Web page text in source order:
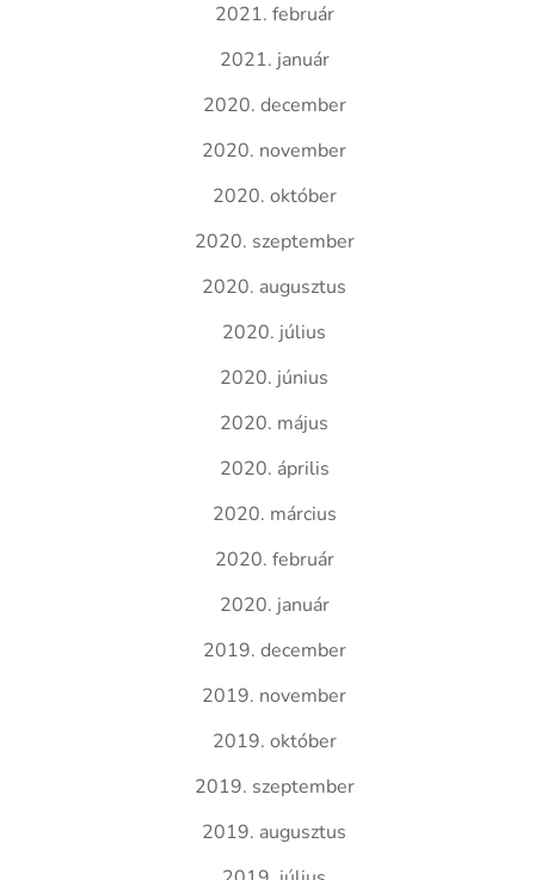
2021. február
2021. január
2020. december
2020. november
2020. október
2020. szeptember
2020. augusztus
2020. július
2020. június
2020. május
2020. április
2020. március
2020. február
2020. január
2019. december
2019. november
2019. október
2019. szeptember
2019. augusztus